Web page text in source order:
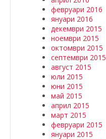
февруари 2016
януари 2016
декември 2015
ноември 2015
октомври 2015
септември 2015
август 2015
юли 2015
юни 2015
май 2015
април 2015
март 2015
февруари 2015
януари 2015